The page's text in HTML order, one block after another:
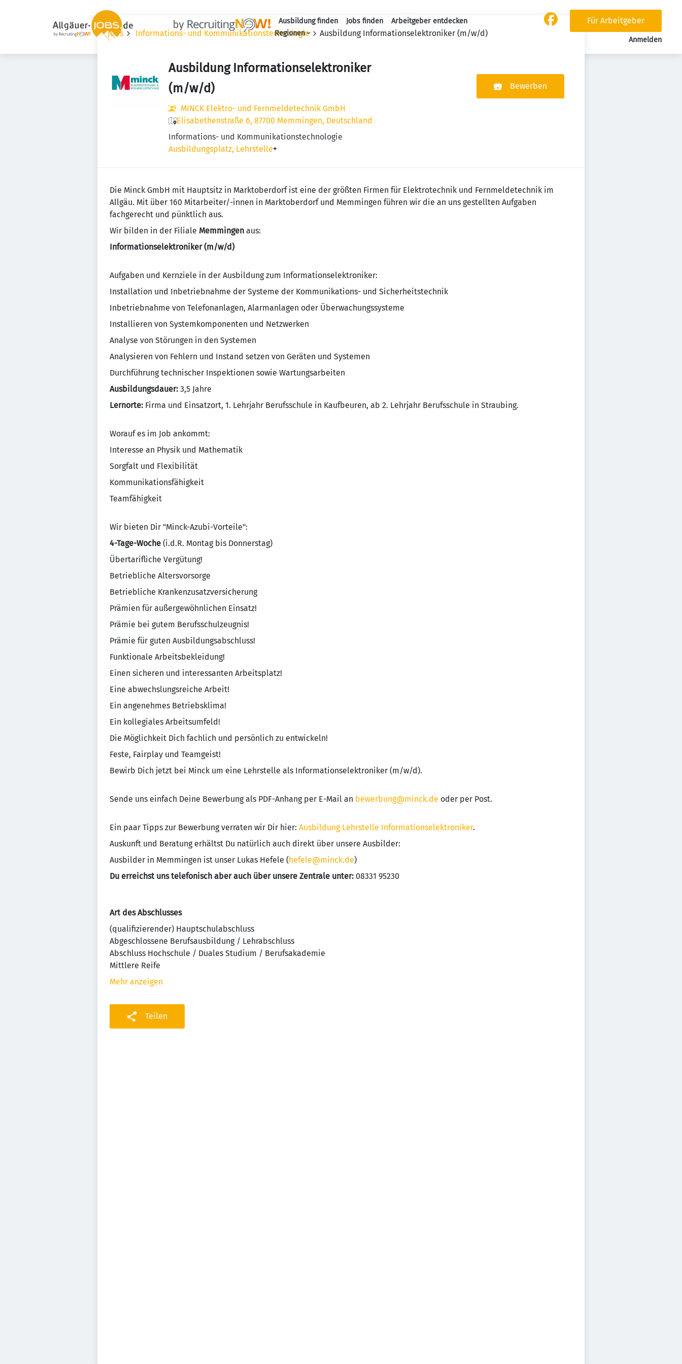
Haupt-Navigation
Ausbildung finden Jobs finden
Arbeitgeber entdecken
Regionen
Für Arbeitgeber
Anmelden
Jobs Informations- und Kommunikationstechnologie Ausbildung Informationselektroniker (m/w/d)
Ausbildung Informationselektroniker
(m/w/d)
MINCK Elektro- und Fernmeldetechnik GmbH
Elisabethenstraße 6, 87700 Memmingen, Deutschland
Informations- und Kommunikationstechnologie
Ausbildungsplatz, Lehrstelle+
Bewerben
Die Minck GmbH mit Hauptsitz in Marktoberdorf ist eine der größten Firmen für Elektrotechnik und Fernmeldetechnik im
Allgäu. Mit über 160 Mitarbeiter/-innen in Marktoberdorf und Memmingen führen wir die an uns gestellten Aufgaben
fachgerecht und pünktlich aus.
Wir bilden in der Filiale Memmingen aus:
Informationselektroniker (m/w/d)
Aufgaben und Kernziele in der Ausbildung zum Informationselektroniker:
Installation und Inbetriebnahme der Systeme der Kommunikations- und Sicherheitstechnik
Inbetriebnahme von Telefonanlagen, Alarmanlagen oder Überwachungssysteme
Installieren von Systemkomponenten und Netzwerken
Analyse von Störungen in den Systemen
Analysieren von Fehlern und Instand setzen von Geräten und Systemen
Durchführung technischer Inspektionen sowie Wartungsarbeiten
Ausbildungsdauer: 3,5 Jahre
Lernorte: Firma und Einsatzort, 1. Lehrjahr Berufsschule in Kaufbeuren, ab 2. Lehrjahr Berufsschule in Straubing.
Worauf es im Job ankommt:
Interesse an Physik und Mathematik
Sorgfalt und Flexibilität
Kommunikationsfähigkeit
Teamfähigkeit
Wir bieten Dir "Minck-Azubi-Vorteile":
4-Tage-Woche (i.d.R. Montag bis Donnerstag)
Übertarifliche Vergütung!
Betriebliche Altersvorsorge
Betriebliche Krankenzusatzversicherung
Prämien für außergewöhnlichen Einsatz!
Prämie bei gutem Berufsschulzeugnis!
Prämie für guten Ausbildungsabschluss!
Funktionale Arbeitsbekleidung!
Einen sicheren und interessanten Arbeitsplatz!
Eine abwechslungsreiche Arbeit!
Ein angenehmes Betriebsklima!
Ein kollegiales Arbeitsumfeld!
Die Möglichkeit Dich fachlich und persönlich zu entwickeln!
Feste, Fairplay und Teamgeist!
Bewirb Dich jetzt bei Minck um eine Lehrstelle als Informationselektroniker (m/w/d).
Sende uns einfach Deine Bewerbung als PDF-Anhang per E-Mail an bewerbung@minck.de oder per Post.
Ein paar Tipps zur Bewerbung verraten wir Dir hier: Ausbildung Lehrstelle Informationselektroniker.
Auskunft und Beratung erhältst Du natürlich auch direkt über unsere Ausbilder:
Ausbilder in Memmingen ist unser Lukas Hefele (hefele@minck.de)
Du erreichst uns telefonisch aber auch über unsere Zentrale unter: 08331 95230
Art des Abschlusses
(qualifizierender) Hauptschulabschluss
Abgeschlossene Berufsausbildung / Lehrabschluss
Abschluss Hochschule / Duales Studium / Berufsakademie
Mittlere Reife
Mehr anzeigen
Teilen